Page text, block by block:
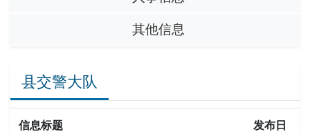
其他信息
县交警大队
信息标题
发布日